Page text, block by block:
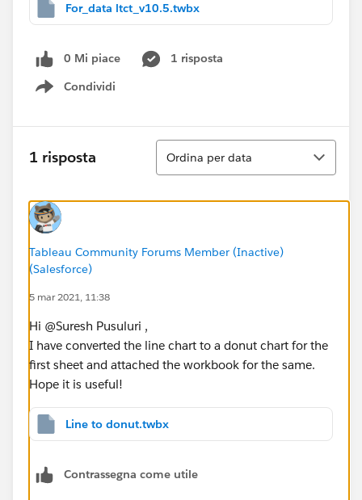
For_data ltct_v10.5.twbx
0 Mi piace
1 risposta
Condividi
Show menu
1 risposta
Ordina
Ordina per data
Tableau Community Forums Member (Inactive)
(Salesforce)
5 mar 2021, 11:38
Hi @Suresh Pusuluri​ ,
I have converted the line chart to a donut chart for the
first sheet and attached the workbook for the same.
Hope it is useful!
Line to donut.twbx
Contrassegna come utile